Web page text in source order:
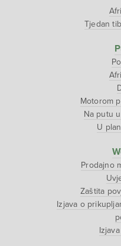
Tjedan
Motorom
Na putu
U
Prodajno
Zaštita
Izjava o